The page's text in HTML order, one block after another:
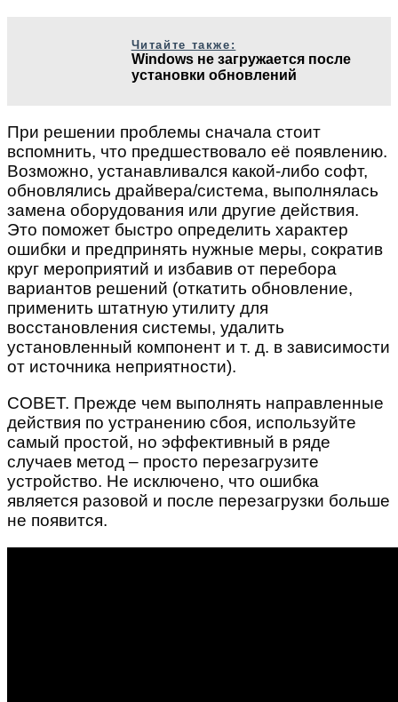
Читайте также:
Windows не загружается после
установки обновлений
При решении проблемы сначала стоит
вспомнить, что предшествовало её появлению.
Возможно, устанавливался какой-либо софт,
обновлялись драйвера/система, выполнялась
замена оборудования или другие действия.
Это поможет быстро определить характер
ошибки и предпринять нужные меры, сократив
круг мероприятий и избавив от перебора
вариантов решений (откатить обновление,
применить штатную утилиту для
восстановления системы, удалить
установленный компонент и т. д. в зависимости
от источника неприятности).
СОВЕТ. Прежде чем выполнять направленные
действия по устранению сбоя, используйте
самый простой, но эффективный в ряде
случаев метод – просто перезагрузите
устройство. Не исключено, что ошибка
является разовой и после перезагрузки больше
не появится.